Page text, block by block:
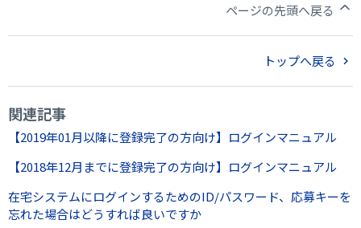
ページの先頭へ戻る
トップへ戻る
関連記事
【2019年01月以降に登録完了の方向け】ログインマニュアル
【2018年12月までに登録完了の方向け】ログインマニュアル
在宅システムにログインするためのID/パスワード、応募キーを
忘れた場合はどうすれば良いですか